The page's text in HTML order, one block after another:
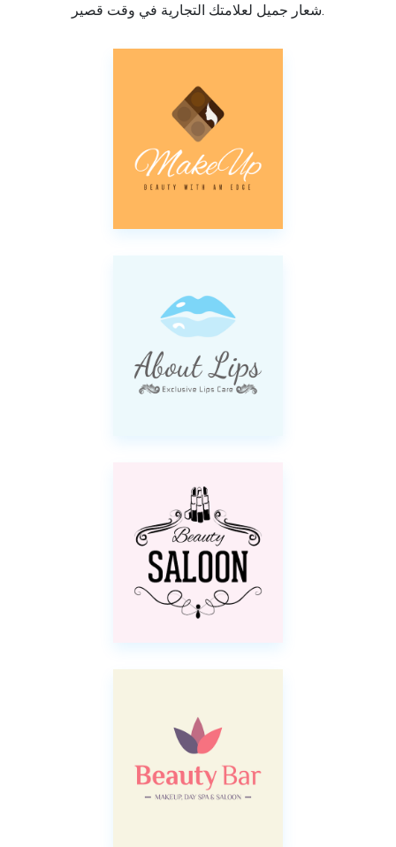
شعار جميل لعلامتك التجارية في وقت قصير.